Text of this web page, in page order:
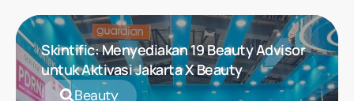
Skintific: Menyediakan 19 Beauty Advisor
untuk Aktivasi Jakarta X Beauty
Beauty